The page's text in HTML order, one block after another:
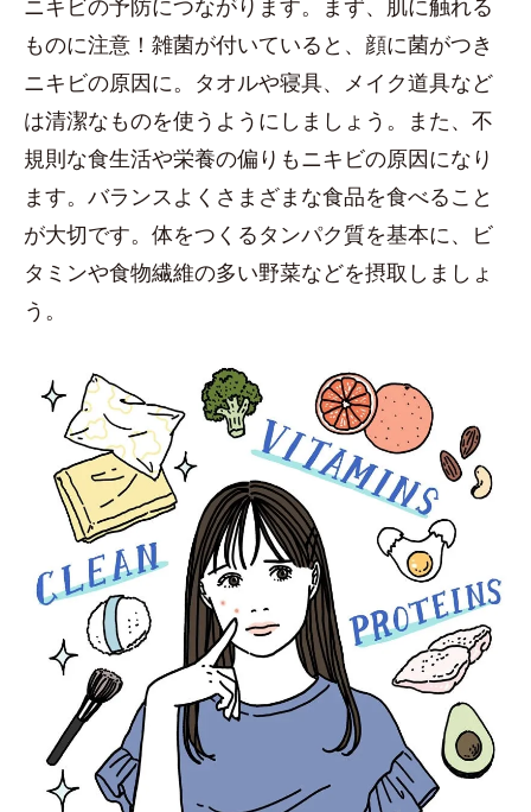
ニキビの予防につながります。まず、肌に触れる
ものに注意！雑菌が付いていると、顔に菌がつき
ニキビの原因に。タオルや寝具、メイク道具など
は清潔なものを使うようにしましょう。また、不
規則な食生活や栄養の偏りもニキビの原因になり
ます。バランスよくさまざまな食品を食べること
が大切です。体をつくるタンパク質を基本に、ビ
タミンや食物繊維の多い野菜などを摂取しましょ
う。